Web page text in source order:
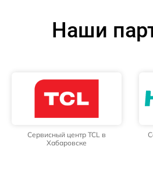
Наши
Сервисный центр TCL в
Хабаровске